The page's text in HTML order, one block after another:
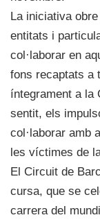
La iniciativa
entitats i
col·laborar en
fons recaptats a
íntegrament a la
sentit, els
col·laborar amb
les víctimes de
El Circuit de
cursa, que se
carrera del